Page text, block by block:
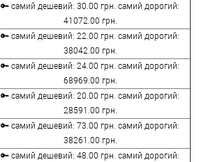
🔑 самий дешевий: 30.00 грн. самий дорогий:
41072.00 грн.
🔑 самий дешевий: 22.00 грн. самий дорогий:
38042.00 грн.
🔑 самий дешевий: 24.00 грн. самий дорогий:
68969.00 грн.
🔑 самий дешевий: 20.00 грн. самий дорогий:
28591.00 грн.
🔑 самий дешевий: 73.00 грн. самий дорогий:
38261.00 грн.
🔑 самий дешевий: 48.00 грн. самий дорогий: